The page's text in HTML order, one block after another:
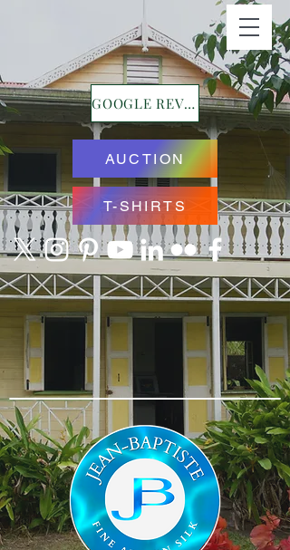
GOOGLE REVIEWS
AUCTION
T-SHIRTS